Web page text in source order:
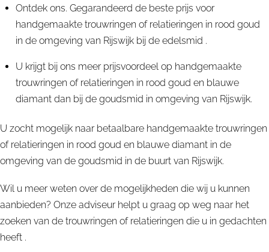
Ontdek ons. Gegarandeerd de beste prijs voor
handgemaakte trouwringen of relatieringen in rood goud
in de omgeving van Rijswijk bij de edelsmid .
U krijgt bij ons meer prijsvoordeel op handgemaakte
trouwringen of relatieringen in rood goud en blauwe
diamant dan bij de goudsmid in omgeving van Rijswijk.
U zocht mogelijk naar betaalbare handgemaakte trouwringen
of relatieringen in rood goud en blauwe diamant in de
omgeving van de goudsmid in de buurt van Rijswijk.
Wil u meer weten over de mogelijkheden die wij u kunnen
aanbieden? Onze adviseur helpt u graag op weg naar het
zoeken van de trouwringen of relatieringen die u in gedachten
heeft .